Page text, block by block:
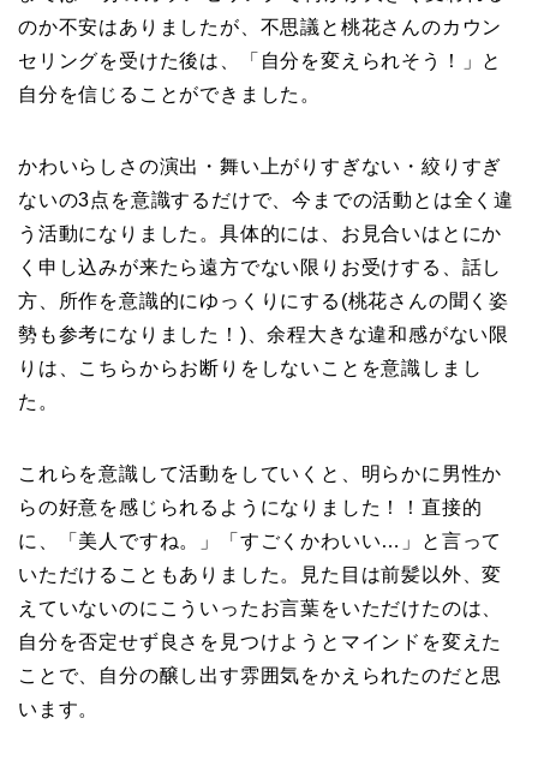
のか不安はありましたが、不思議と桃花さんのカウン
セリングを受けた後は、「自分を変えられそう！」と
自分を信じることができました。
かわいらしさの演出・舞い上がりすぎない・絞りすぎ
ないの3点を意識するだけで、今までの活動とは全く違
う活動になりました。具体的には、お見合いはとにか
く申し込みが来たら遠方でない限りお受けする、話し
方、所作を意識的にゆっくりにする(桃花さんの聞く姿
勢も参考になりました！)、余程大きな違和感がない限
りは、こちらからお断りをしないことを意識しまし
た。
これらを意識して活動をしていくと、明らかに男性か
らの好意を感じられるようになりました！！直接的
に、「美人ですね。」「すごくかわいい…」と言って
いただけることもありました。見た目は前髪以外、変
えていないのにこういったお言葉をいただけたのは、
自分を否定せず良さを見つけようとマインドを変えた
ことで、自分の醸し出す雰囲気をかえられたのだと思
います。